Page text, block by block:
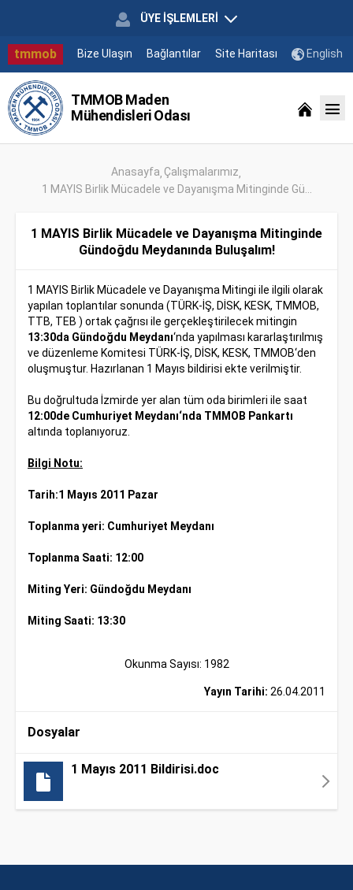
ÜYE İŞLEMLERİ
tmmob Bize Ulaşın Bağlantılar Site Haritası English
TMMOB Maden
Mühendisleri Odası
Anasayfa Çalışmalarımız
1 MAYIS Birlik Mücadele ve Dayanışma Mitinginde Gü...
1 MAYIS Birlik Mücadele ve Dayanışma Mitinginde
Gündoğdu Meydanında Buluşalım!
1 MAYIS Birlik Mücadele ve Dayanışma Mitingi ile ilgili olarak
yapılan toplantılar sonunda (TÜRK-İŞ, DİSK, KESK, TMMOB,
TTB, TEB ) ortak çağrısı ile gerçekleştirilecek mitingin
13:30da Gündoğdu Meydanı‘nda yapılması kararlaştırılmış
ve düzenleme Komitesi TÜRK-İŞ, DİSK, KESK, TMMOB‘den
oluşmuştur. Hazırlanan 1 Mayıs bildirisi ekte verilmiştir.
Bu doğrultuda İzmirde yer alan tüm oda birimleri ile saat
12:00de Cumhuriyet Meydanı‘nda TMMOB Pankartı
altında toplanıyoruz.
Bilgi Notu:
Tarih:1 Mayıs 2011 Pazar
Toplanma yeri: Cumhuriyet Meydanı
Toplanma Saati: 12:00
Miting Yeri: Gündoğdu Meydanı
Miting Saati: 13:30
Okunma Sayısı: 1982
Yayın Tarihi: 26.04.2011
Dosyalar
1 Mayıs 2011 Bildirisi.doc